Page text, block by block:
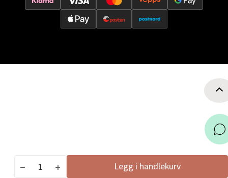
Legg i handlekurv
Åpent i dag 09-21